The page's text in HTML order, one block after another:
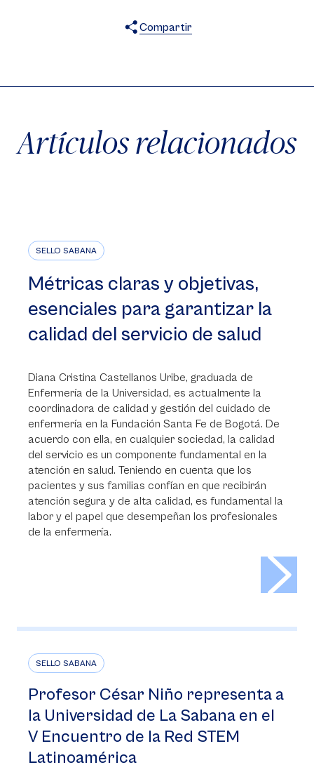
Compartir
Artículos relacionados
SELLO SABANA
Métricas claras y objetivas,
esenciales para garantizar la
calidad del servicio de salud
Diana Cristina Castellanos Uribe, graduada de
Enfermería de la Universidad, es actualmente la
coordinadora de calidad y gestión del cuidado de
enfermería en la Fundación Santa Fe de Bogotá. De
acuerdo con ella, en cualquier sociedad, la calidad
del servicio es un componente fundamental en la
atención en salud. Teniendo en cuenta que los
pacientes y sus familias confían en que recibirán
atención segura y de alta calidad, es fundamental la
labor y el papel que desempeñan los profesionales
de la enfermería.
SELLO SABANA
Profesor César Niño representa a
la Universidad de La Sabana en el
V Encuentro de la Red STEM
Latinoamérica